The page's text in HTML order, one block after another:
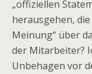
„offiziellen
herausgehen,
Meinung“ über
der Mitarbeiter?
Unbehagen vor